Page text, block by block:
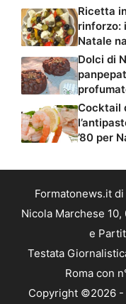
Ricetta
rinforzo:
Natale
Dolci di
Cocktail
’80 per
Formatonews.it
Nicola Marchese 10,
e
Testata
Roma con
Copyright ©2026